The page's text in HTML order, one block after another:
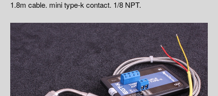
1.8m cable. mini type-k contact. 1/8 NPT.